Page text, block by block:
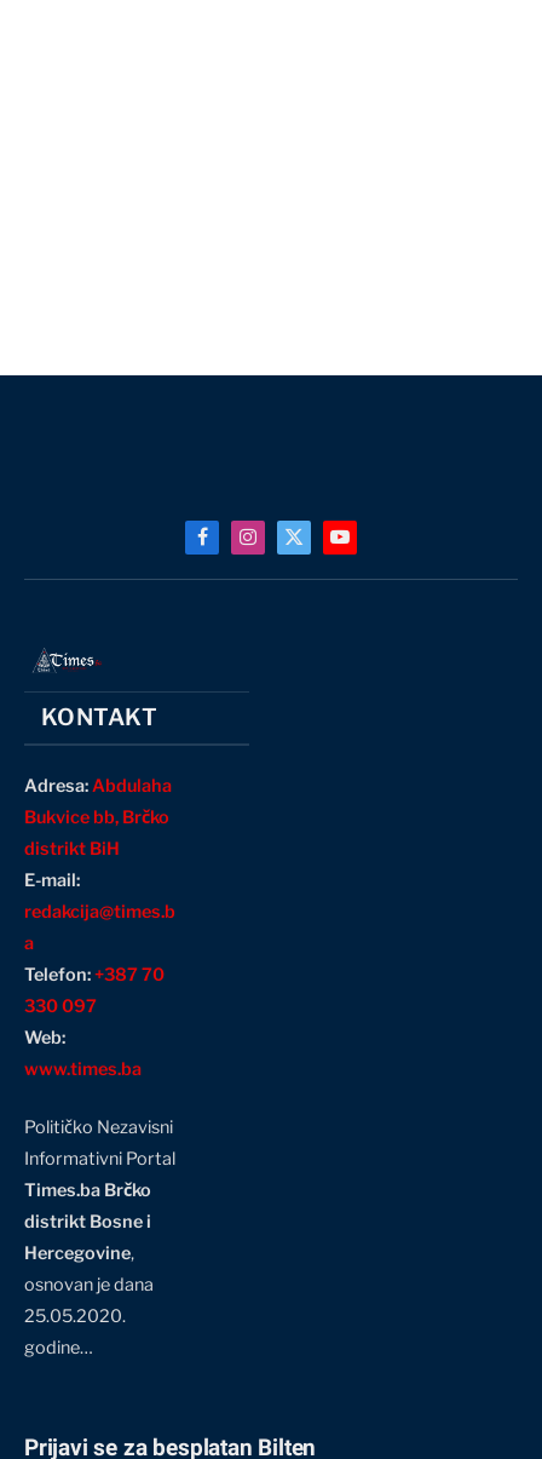
FacebookInstagram
X
YouTube
KONTAKT
Adresa: Abdulaha
Bukvice bb, Brčko
distrikt BiH
E-mail:
redakcija@times.b
a
Telefon:+387 70
330 097
Web:
www.times.ba
Političko Nezavisni
Informativni Portal
Times.ba Brčko
distrikt Bosne i
Hercegovine,
osnovan je dana
25.05.2020.
godine…
Prijavi se za besplatan Bilten